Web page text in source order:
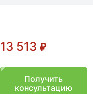
13 513 ₽
Получить
консультацию